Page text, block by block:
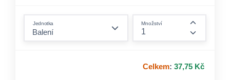
Kvalitní tři vrstvy papíru – kombinuje savost,
jemnost a pevnost pro příjemné použití.
Jednotka Množství
Celkem: 37,75 Kč